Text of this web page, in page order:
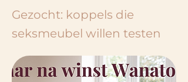
Gezocht: koppels die
seksmeubel willen testen